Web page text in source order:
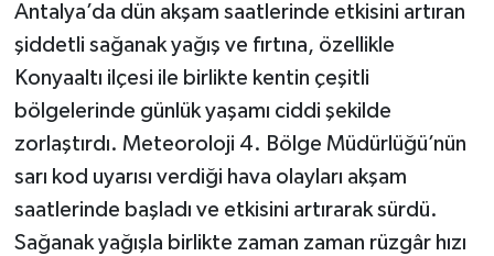
Antalya’da dün akşam saatlerinde etkisini artıran
şiddetli sağanak yağış ve fırtına, özellikle
Konyaaltı ilçesi ile birlikte kentin çeşitli
bölgelerinde günlük yaşamı ciddi şekilde
zorlaştırdı. Meteoroloji 4. Bölge Müdürlüğü’nün
sarı kod uyarısı verdiği hava olayları akşam
saatlerinde başladı ve etkisini artırarak sürdü.
Sağanak yağışla birlikte zaman zaman rüzgâr hızı